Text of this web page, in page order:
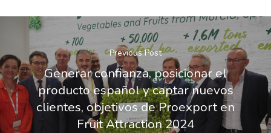
Previous Post
Generar confianza, posicionar el
producto español y captar nuevos
clientes, objetivos de Proexport en
Fruit Attraction 2024